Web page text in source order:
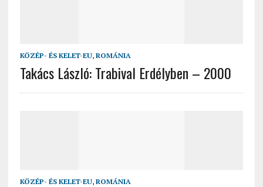
KÖZÉP- ÉS KELET-EU, ROMÁNIA
Takács László: Trabival Erdélyben – 2000
KÖZÉP- ÉS KELET-EU, ROMÁNIA